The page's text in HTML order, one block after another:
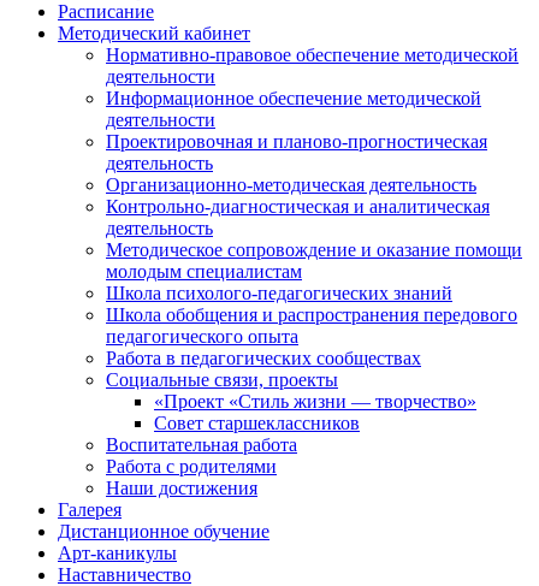
Расписание
Методический кабинет
Нормативно-правовое обеспечение методической
деятельности
Информационное обеспечение методической
деятельности
Проектировочная и планово-прогностическая
деятельность
Организационно-методическая деятельность
Контрольно-диагностическая и аналитическая
деятельность
Методическое сопровождение и оказание помощи
молодым специалистам
Школа психолого-педагогических знаний
Школа обобщения и распространения передового
педагогического опыта
Работа в педагогических сообществах
Социальные связи, проекты
«Проект «Стиль жизни — творчество»
Совет старшеклассников
Воспитательная работа
Работа с родителями
Наши достижения
Галерея
Дистанционное обучение
Арт-каникулы
Наставничество